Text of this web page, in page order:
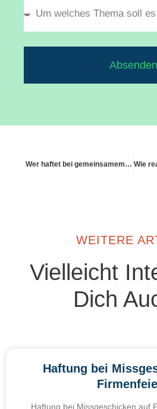
Absenden
Wer haftet bei gemeinsamem Garteneinsatz mit Freunden?
WEITERE
Vielleicht
Dich
Haftung bei
Haftung bei Missgeschicken auf